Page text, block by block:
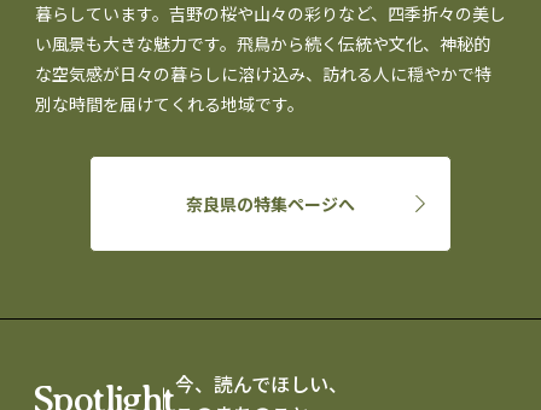
暮らしています。吉野の桜や山々の彩りなど、四季折々の美し
い風景も大きな魅力です。飛鳥から続く伝統や文化、神秘的
な空気感が日々の暮らしに溶け込み、訪れる人に穏やかで特
別な時間を届けてくれる地域です。
奈良県の特集ページへ
Spotlight今、読んでほしい、